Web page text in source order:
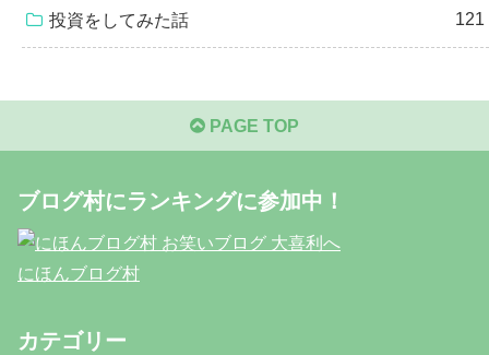
投資をしてみた話 121
PAGE TOP
ブログ村にランキングに参加中！
にほんブログ村
カテゴリー